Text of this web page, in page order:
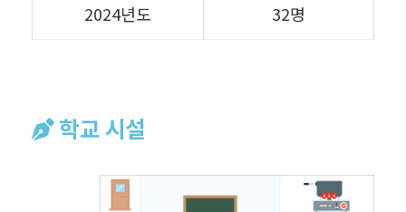
2024년도 32명
학교 시설